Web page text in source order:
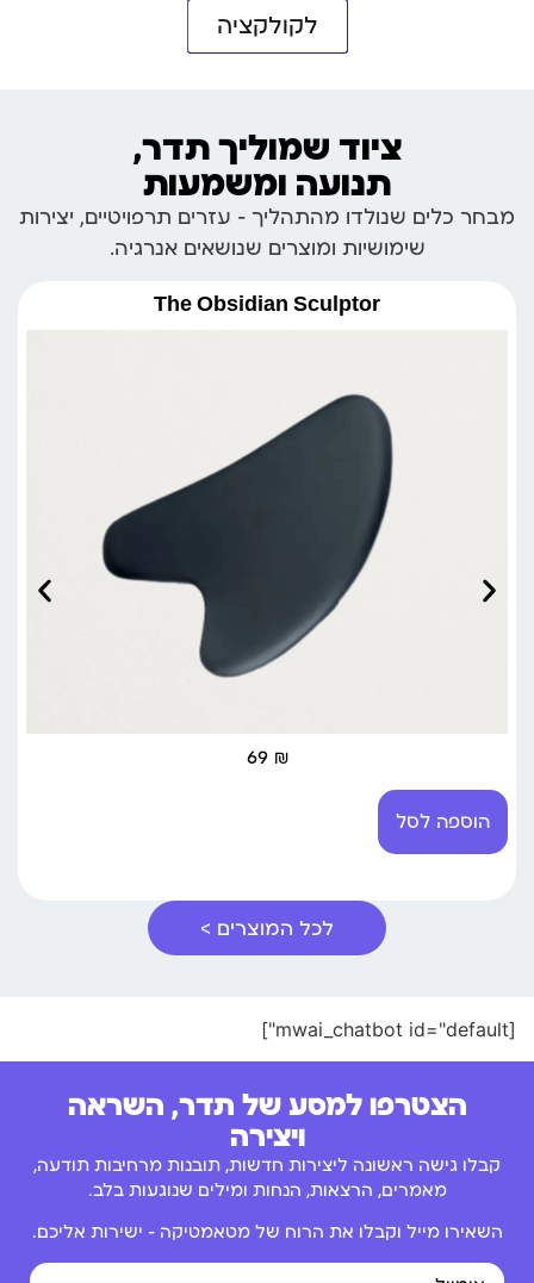
לקולקציה
ציוד שמוליך תדר,
תנועה ומשמעות
מבחר כלים שנולדו מהתהליך – עזרים תרפויטיים, יצירות
שימושיות ומוצרים שנושאים אנרגיה.
The Obsidian Sculptor
69 ₪
הוספה לסל
לכל המוצרים >
[mwai_chatbot id="default"]
הצטרפו למסע של תדר, השראה
ויצירה
קבלו גישה ראשונה ליצירות חדשות, תובנות מרחיבות תודעה,
מאמרים, הרצאות, הנחות ומילים שנוגעות בלב.
השאירו מייל וקבלו את הרוח של מטאמטיקה – ישירות אליכם.